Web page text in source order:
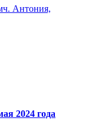
Антония,
2024 года